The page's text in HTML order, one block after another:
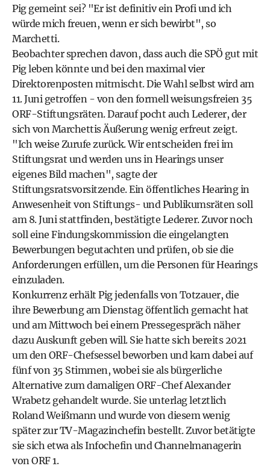
Pig gemeint sei? "Er ist definitiv ein Profi und ich
würde mich freuen, wenn er sich bewirbt", so
Marchetti.
Beobachter sprechen davon, dass auch die SPÖ gut mit
Pig leben könnte und bei den maximal vier
Direktorenposten mitmischt. Die Wahl selbst wird am
11. Juni getroffen - von den formell weisungsfreien 35
ORF-Stiftungsräten. Darauf pocht auch Lederer, der
sich von Marchettis Äußerung wenig erfreut zeigt.
"Ich weise Zurufe zurück. Wir entscheiden frei im
Stiftungsrat und werden uns in Hearings unser
eigenes Bild machen", sagte der
Stiftungsratsvorsitzende. Ein öffentliches Hearing in
Anwesenheit von Stiftungs- und Publikumsräten soll
am 8. Juni stattfinden, bestätigte Lederer. Zuvor noch
soll eine Findungskommission die eingelangten
Bewerbungen begutachten und prüfen, ob sie die
Anforderungen erfüllen, um die Personen für Hearings
einzuladen.
Konkurrenz erhält Pig jedenfalls von Totzauer, die
ihre Bewerbung am Dienstag öffentlich gemacht hat
und am Mittwoch bei einem Pressegespräch näher
dazu Auskunft geben will. Sie hatte sich bereits 2021
um den ORF-Chefsessel beworben und kam dabei auf
fünf von 35 Stimmen, wobei sie als bürgerliche
Alternative zum damaligen ORF-Chef Alexander
Wrabetz gehandelt wurde. Sie unterlag letztlich
Roland Weißmann und wurde von diesem wenig
später zur TV-Magazinchefin bestellt. Zuvor betätigte
sie sich etwa als Infochefin und Channelmanagerin
von ORF 1.